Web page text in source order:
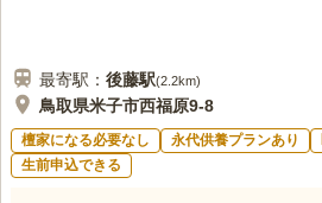
最寄駅： 後藤駅(2.2km)
鳥取県米子市西福原9-8
檀家になる必要なし 永代供養プランあり
生前申込できる